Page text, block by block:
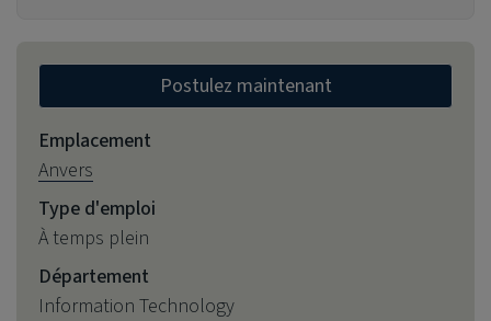
Postulez maintenant
Emplacement
Anvers
Type d'emploi
À temps plein
Département
Information Technology